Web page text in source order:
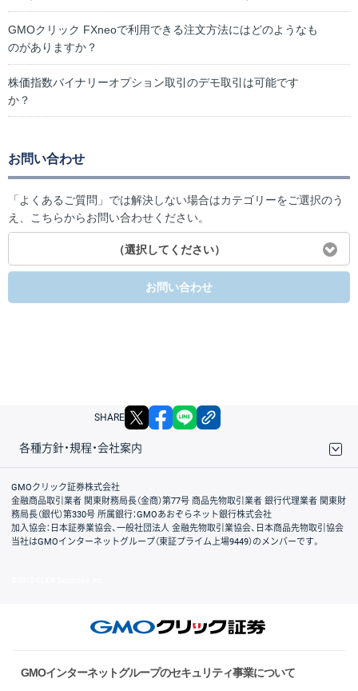
GMOクリック FXneoで利用できる注文方法にはどのようなも
のがありますか？
株価指数バイナリーオプション取引のデモ取引は可能です
か？
お問い合わせ
「よくあるご質問」では解決しない場合はカテゴリーをご選択のう
え、こちらからお問い合わせください。
（選択してください）
お問い合わせ
SHARE X facebook
各種方針・規程・会社案内
取引規程・約款
サイトマップ
その他のご案内
個人情報保護方針
最良執行方針
サイトのご利用について
ディスクレイマー
信託保全
リスク説明
会社案内
GMOクリック証券株式会社
金融商品取引業者 関東財務局長（金商）第77号 商品先物取引業者 銀行代理業者 関東財
務局長（銀代）第330号 所属銀行：GMOあおぞらネット銀行株式会社
加入協会：日本証券業協会、一般社団法人 金融先物取引業協会、日本商品先物取引協会
当社はGMOインターネットグループ（東証プライム上場9449）のメンバーです。
GMOインターネットグループのセキュリティ事業について